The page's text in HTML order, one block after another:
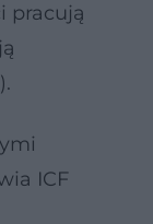
pracują
ICF